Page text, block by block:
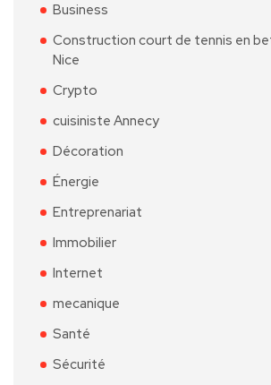
Business
Construction court de tennis en
Nice
Crypto
cuisiniste Annecy
Décoration
Énergie
Entreprenariat
Immobilier
Internet
mecanique
Santé
Sécurité